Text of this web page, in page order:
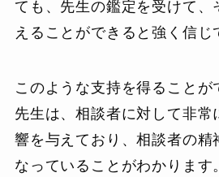
ても、先生の鑑定を受けて、
えることができると強く信じ
このような支持を得ることが
先生は、相談者に対して非常
響を与えており、相談者の精
なっていることがわかります